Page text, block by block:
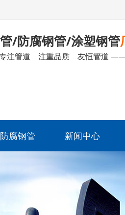
/防腐钢管/涂塑钢管
注管道 注重品质 友恒管道
防腐钢管 新闻中心